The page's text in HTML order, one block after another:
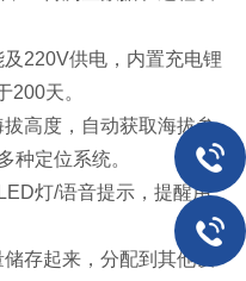
220V供电，内置充电锂
200天。
高度，自动获取海拔参
种定位系统。
灯/语音提示，提醒用
存起来，分配到其他设